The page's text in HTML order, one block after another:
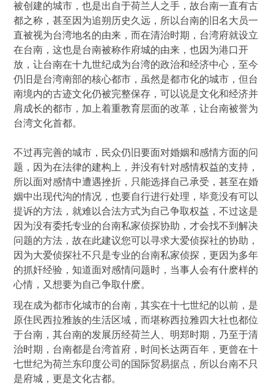
被创建的城市，也是出自于荷兰人之手，故台南一直有古
都之称，甚至因为追朔历史久远，所以台南的旧名大员一
直被视为台湾地名的由来，而在清治时期，台湾府就设立
在台南，这也是台南被称作府城的由来，也因为港口开
放，让台南在十九世纪成为台湾的政治和经济中心，至今
仍旧是台湾南部的核心都市，虽然是都市化的城市，但台
南境内的古迹文化仍被完整保存，可以说是文化和经济并
肩成长的都市，加上着重教育层面的改革，让台南被誉为
台湾文化首都。
不过再完善的城市，民众仍旧要面对婚姻和感情方面的问
题，因为在法律的建构上，并没有针对感情权益的支持，
所以面对感情中遭遇挫折，只能选择自己承受，甚至在婚
姻中出现代沟的情况，也要自行进行处理，毕竟没有可以
提诉的方法，就难以合法方式为自己争取权益，不过这是
因为没有委托专业的台南私家侦探协助，才会找不到解决
问题的方法，故在此建议您可以寻求大爱侦探社的协助，
因为大爱侦探社不只是专业的台南私家侦探，更因为多年
的抓奸经验，知道面对感情问题时，当事人会有什麽样的
心情，又想要为自己争取什麽。
现在成为都市化城市的台南，其实在十七世纪的以前，是
原住民西拉雅族的生活区域，而堪称西拉雅四大社也都位
于台南，其台南的发展历经荷兰人、明郑时期，乃至于清
治时期，台南都是台湾首府，时间长达两百年，更曾在十
七世纪为荷兰东印度公司的国际贸易据点，所以台南不只
是府城，更是文化古都。